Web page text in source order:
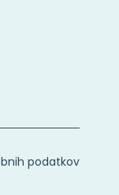
podatkov